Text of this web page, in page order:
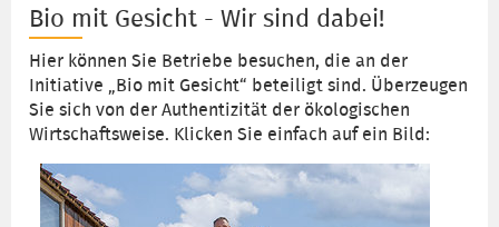
Bio mit Gesicht - Wir sind dabei!
Hier können Sie Betriebe besuchen, die an der
Initiative „Bio mit Gesicht“ beteiligt sind. Überzeugen
Sie sich von der Authentizität der ökologischen
Wirtschaftsweise. Klicken Sie einfach auf ein Bild: